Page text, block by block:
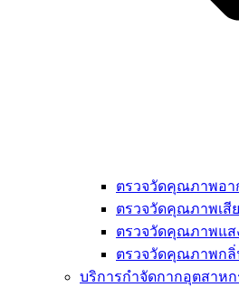
ตรวจวัดคุณภาพอา
ตรวจวัดคุณภาพเสี
ตรวจวัดคุณภาพแส
ตรวจวัดคุณภาพก
บริการกำจัดกากอุตสาหก